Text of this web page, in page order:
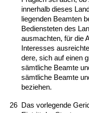
in­ner­halb die­ses
lie­gen­den Be­am­ten
Be­diens­te­ten des
aus­mach­ten, für die
In­ter­es­ses
de­re, sich auf ei­nen
sämt­li­che Be­am­te
sämt­li­che Be­am­te
be­zie­hen.
26 Das vor­le­gen­de